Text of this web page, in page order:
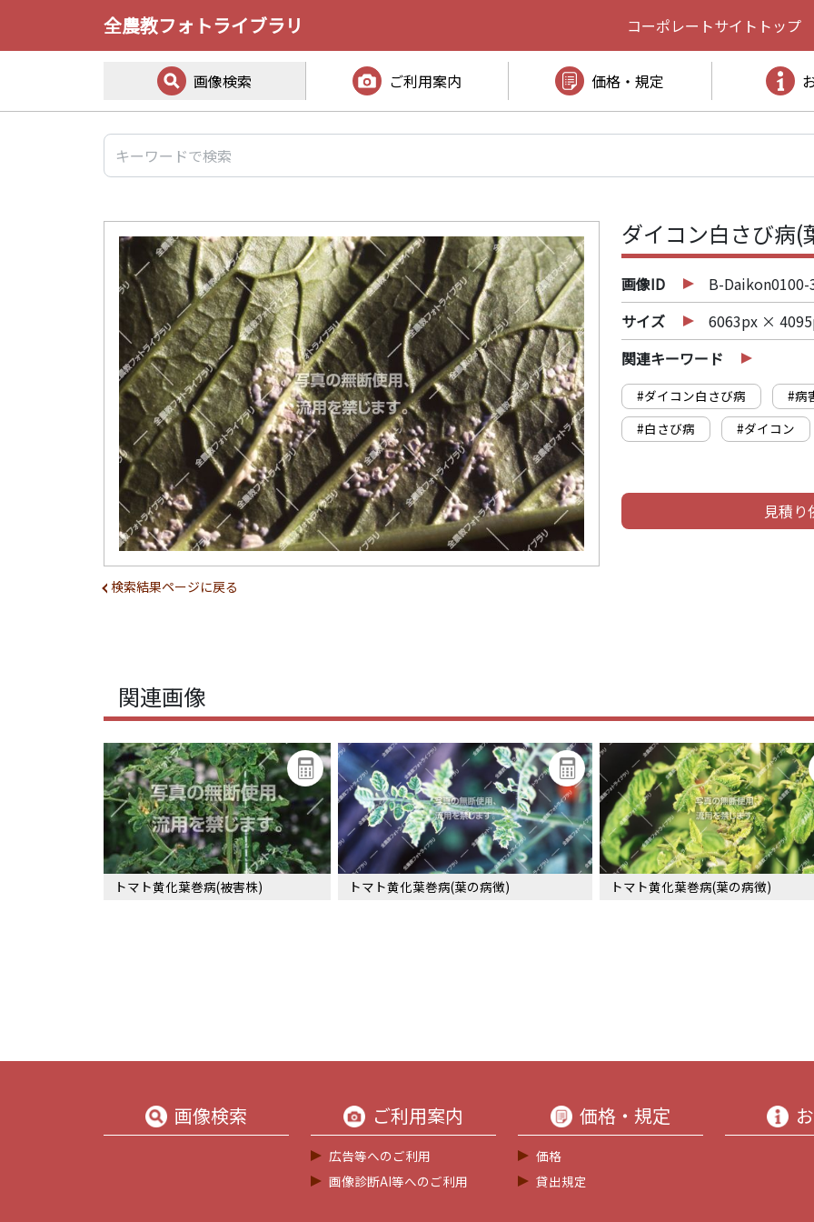
全農教フォトライブラリ コーポレートサイト トップ
画像検索 ご利用案内 価格・規定
検索結果ページに戻る
ダイコン白さび病(
画像ID
B-Daikon0100-
サイズ
6063px ×
関連キーワード
#ダイコン白さび病
#病
#白さび病
#ダイコン
関連画像
トマト黄化葉巻病(被害株) トマト黄化葉巻病(葉の病徴) トマト黄化葉巻病(葉の病徴)
画像検索 ご利用案内
広告等へのご利用
画像診断AI等へのご利用
価格・規定
価格
貸出規定